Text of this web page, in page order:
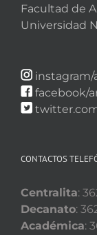
Facultad de
Universidad
facebook/
CONTACTOS
Centralita:
Decanato:
Académica: